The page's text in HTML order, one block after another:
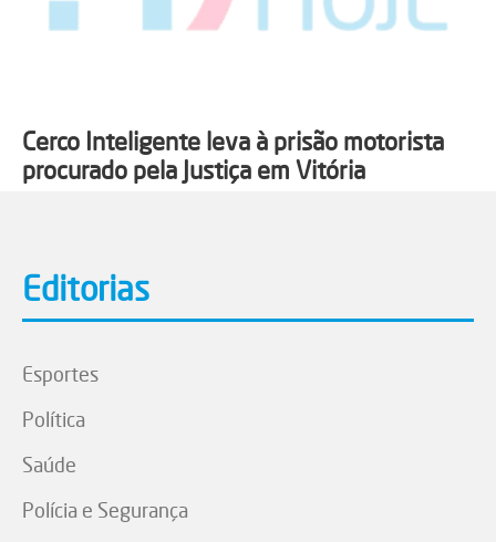
Cerco Inteligente leva à prisão motorista
procurado pela Justiça em Vitória
Editorias
Esportes
Política
Saúde
Polícia e Segurança